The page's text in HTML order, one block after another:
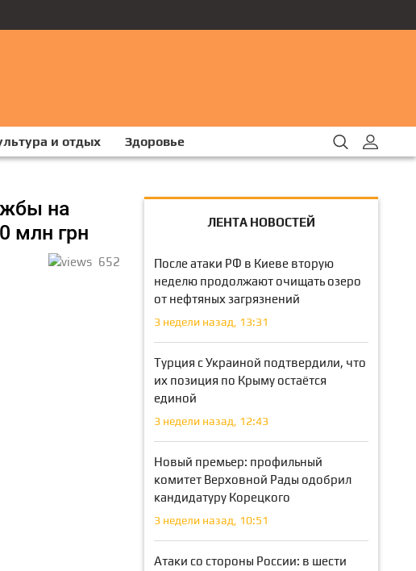
и отдых Здоровье
на
млн грн
652
ЛЕНТА НОВОСТЕЙ
После атаки РФ в Киеве вторую
неделю продолжают очищать озеро
от нефтяных загрязнений
3 недели назад, 13:31
Турция с Украиной подтвердили, что
их позиция по Крыму остаётся
единой
3 недели назад, 12:43
Новый премьер: профильный
комитет Верховной Рады одобрил
кандидатуру Корецкого
3 недели назад, 10:51
Атаки со стороны России: в шести